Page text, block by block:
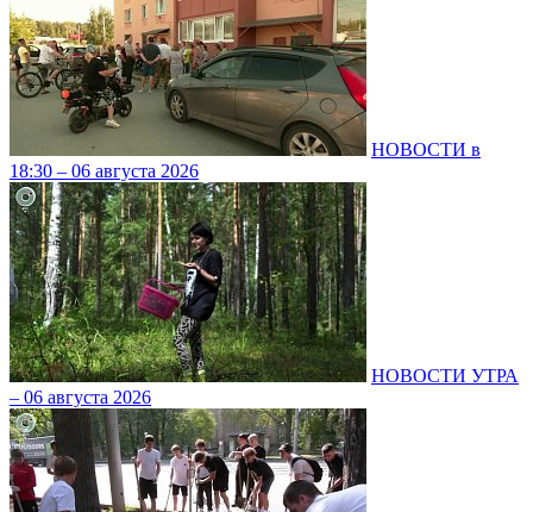
НОВОСТИ в
18:30 – 06 августа 2026
НОВОСТИ УТРА
– 06 августа 2026